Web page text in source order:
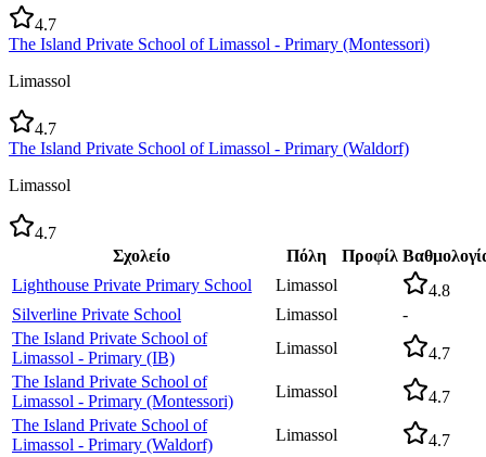
4.7
The Island Private School of Limassol - Primary (Montessori)
Limassol
4.7
The Island Private School of Limassol - Primary (Waldorf)
Limassol
4.7
Σχολείο
Πόλη Προφίλ
Lighthouse Private Primary School
Limassol
4.8
Silverline Private School
Limassol
-
The Island Private School of
Limassol - Primary (IB)
Limassol
4.7
The Island Private School of
Limassol - Primary (Montessori)
Limassol
4.7
The Island Private School of
Limassol - Primary (Waldorf)
Limassol 4.7